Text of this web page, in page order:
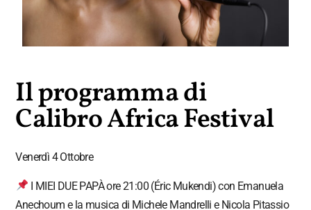
Il programma di
Calibro Africa Festival
Venerdì 4 Ottobre
I MIEI DUE PAPÀ ore 21:00 (Éric Mukendi) con Emanuela
Anechoum e la musica di Michele Mandrelli e Nicola Pitassio